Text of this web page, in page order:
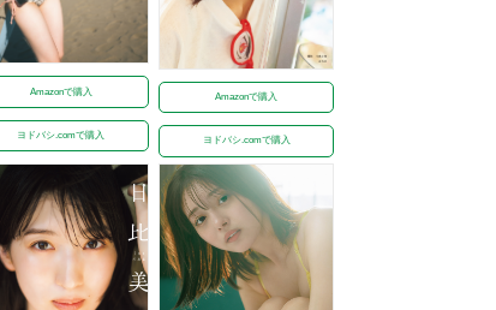
Amazonで購入
ヨドバシ.comで購入
Amazonで購入
ヨドバシ.comで購入